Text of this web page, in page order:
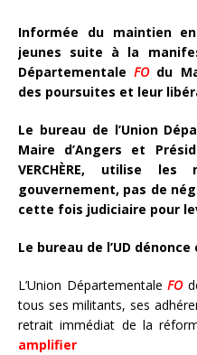
Informée du maintien en
jeunes suite à la
DépartementaleFOdu
des poursuites et leur
Le bureau de l’Union
Maire d’Angers
et
VERCHÈRE, utilise
gouvernement, pas de
cette fois judiciaire pour
Le bureau de l’UD
L’Union Départementale FOd
tous ses militants, ses
retrait immédiat de la
amplifier